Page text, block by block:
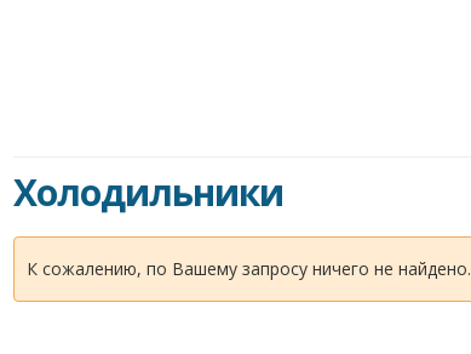
Холодильники
К сожалению, по Вашему запросу ничего не найдено.